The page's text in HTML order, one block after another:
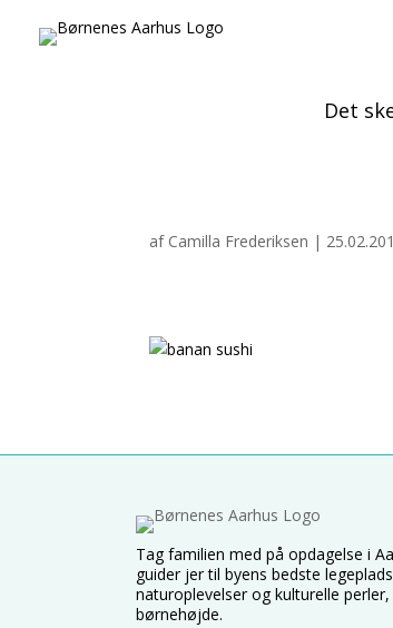
Det
af Camilla Frederiksen |
Tag familien med på opdagelse i
guider jer til byens bedste
naturoplevelser og kulturelle perler,
børnehøjde.